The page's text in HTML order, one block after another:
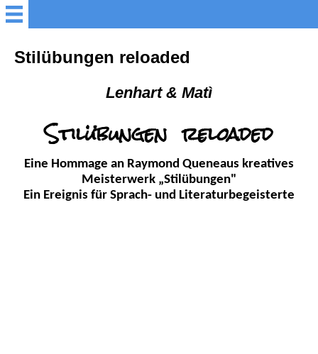
Startseite
Termine
Biografisches
Stilübungen reloaded
Lenhart & Matì
Stilübungen reloaded
Eine Hommage an Raymond Queneaus kreatives
Meisterwerk „Stilübungen"
Ein Ereignis für Sprach- und Literaturbegeisterte